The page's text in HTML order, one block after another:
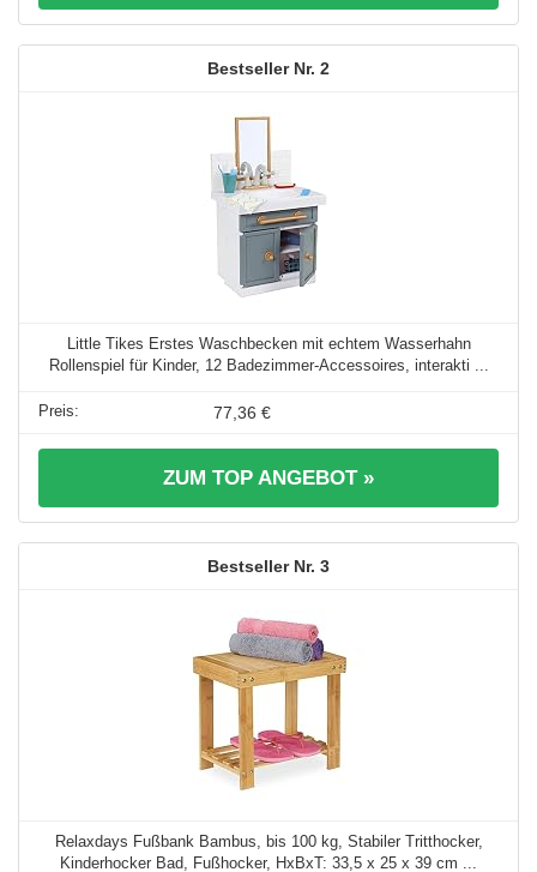
2
Little Tikes Erstes Waschbecken mit echtem Wasserhahn
Rollenspiel für Kinder, 12 Badezimmer-Accessoires, interakti ...
77,36 €
ZUM TOP ANGEBOT »
3
Relaxdays Fußbank Bambus, bis 100 kg, Stabiler Tritthocker,
Kinderhocker Bad, Fußhocker, HxBxT: 33,5 x 25 x 39 cm ...